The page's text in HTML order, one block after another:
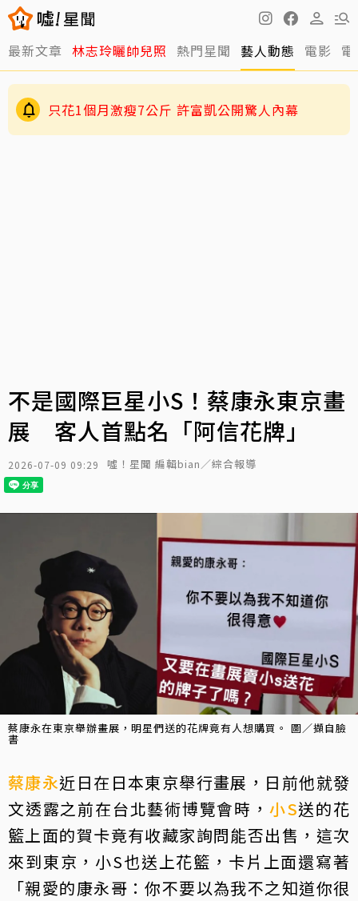
最新文章 林志玲曬帥兒照 熱門星聞 藝人動態 電影
只花1個月激瘦7公斤 許富凱公開驚人內幕
不是國際巨星小S！蔡康永東京畫
展 客人首點名「阿信花牌」
2026-07-09 09:29 噓！星聞 編輯bian／綜合報導
蔡康永在東京舉辦畫展，明星們送的花牌竟有人想購買。 圖／擷自臉
書
蔡康永近日在日本東京舉行畫展，日前他就發
文透露之前在台北藝術博覽會時， 小S送的花
籃上面的賀卡竟有收藏家詢問能否出售，這次
來到東京，小S也送上花籃，卡片上面還寫著
「親愛的康永哥：你不要以為我不之知道你很